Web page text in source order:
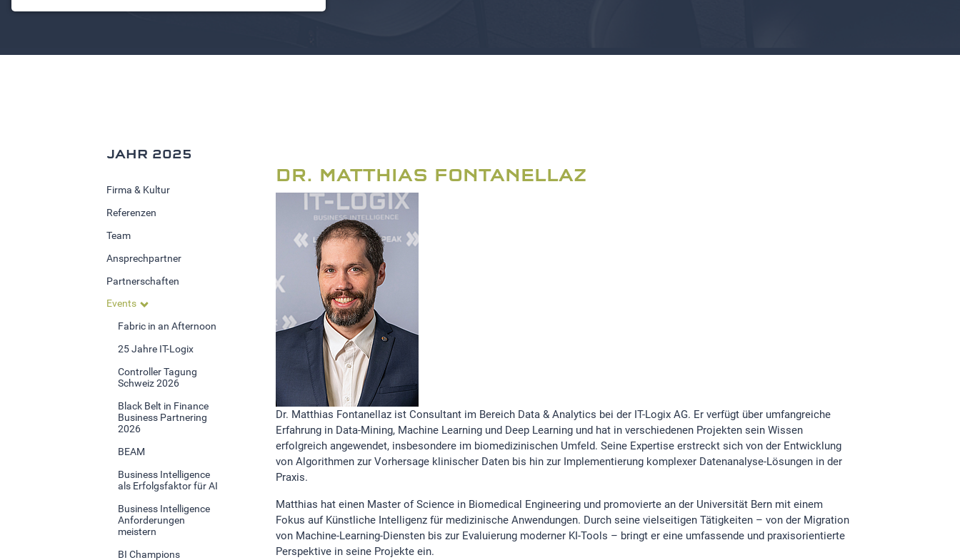
JAHR 2025
Firma & Kultur
Referenzen
Team
Ansprechpartner
Partnerschaften
Events
Fabric in an Afternoon
25 Jahre IT-Logix
Controller Tagung
Schweiz 2026
Black Belt in Finance
Business Partnering
2026
BEAM
Business Intelligence
als Erfolgsfaktor für AI
Business Intelligence
Anforderungen
meistern
BI Champions
DR. MATTHIAS FONTANELLAZ
Dr. Matthias Fontanellaz ist Consultant im Bereich Data & Analytics bei der IT-Logix AG. Er verfügt über umfangreiche
Erfahrung in Data-Mining, Machine Learning und Deep Learning und hat in verschiedenen Projekten sein Wissen
erfolgreich angewendet, insbesondere im biomedizinischen Umfeld. Seine Expertise erstreckt sich von der Entwicklung
von Algorithmen zur Vorhersage klinischer Daten bis hin zur Implementierung komplexer Datenanalyse-Lösungen in der
Praxis.
Matthias hat einen Master of Science in Biomedical Engineering und promovierte an der Universität Bern mit einem
Fokus auf Künstliche Intelligenz für medizinische Anwendungen. Durch seine vielseitigen Tätigkeiten – von der Migration
von Machine-Learning-Diensten bis zur Evaluierung moderner KI-Tools – bringt er eine umfassende und praxisorientierte
Perspektive in seine Projekte ein.
Website erforderlich.
ausgewählten Einverständnis-
Statistik Cookies erfassen Informationen anonym.
Diese Informationen helfen uns zu verstehen, wie
unsere Besucher unsere Website nutzen.Statistik
Google Analytics
MSCI Analytics
MARKETING